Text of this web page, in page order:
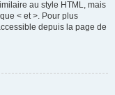
au style HTML, mais
< et >. Pour plus
depuis la page de